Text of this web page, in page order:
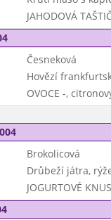
JAHODOVÁ
Česneková
Hovězí
OVOCE -,
Brokolicová
Drůbeží játra,
JOGURTOVÉ